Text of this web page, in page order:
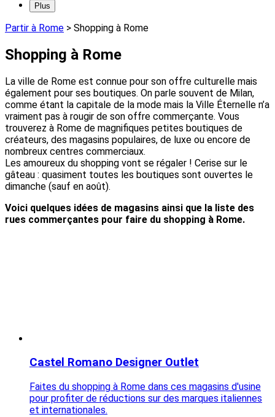
Plus
Partir à Rome > Shopping à Rome
Shopping à Rome
La ville de Rome est connue pour son offre culturelle mais
également pour ses boutiques. On parle souvent de Milan,
comme étant la capitale de la mode mais la Ville Éternelle n’a
vraiment pas à rougir de son offre commerçante. Vous
trouverez à Rome de magnifiques petites boutiques de
créateurs, des magasins populaires, de luxe ou encore de
nombreux centres commerciaux.
Les amoureux du shopping vont se régaler ! Cerise sur le
gâteau : quasiment toutes les boutiques sont ouvertes le
dimanche (sauf en août).
Voici quelques idées de magasins ainsi que la liste des
rues commerçantes pour faire du shopping à Rome.
Castel Romano Designer Outlet
Faites du shopping à Rome dans ces magasins d'usine
pour profiter de réductions sur des marques italiennes
et internationales.